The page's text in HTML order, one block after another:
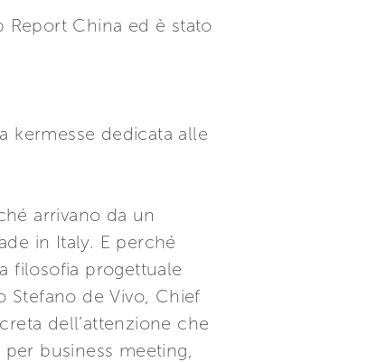
Report China ed è stato
kermesse dedicata alle
arrivano da un
in Italy. E perché
filosofia progettuale
Stefano de Vivo, Chief
dell’attenzione che
business meeting,